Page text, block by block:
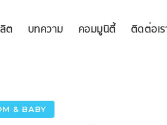
ต บทความ คอมมูนิตี้ ติดต่อเ
& BABY